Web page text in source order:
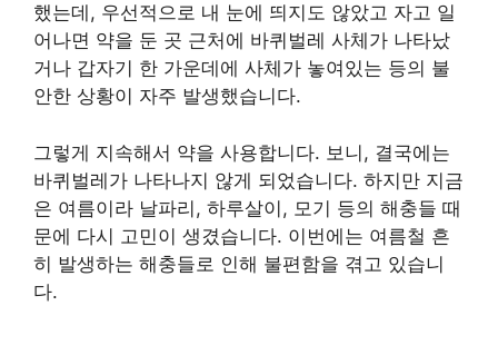
했는데, 우선적으로 내 눈에 띄지도 않았고 자고 일
어나면 약을 둔 곳 근처에 바퀴벌레 사체가 나타났
거나 갑자기 한 가운데에 사체가 놓여있는 등의 불
안한 상황이 자주 발생했습니다.
그렇게 지속해서 약을 사용합니다. 보니, 결국에는
바퀴벌레가 나타나지 않게 되었습니다. 하지만 지금
은 여름이라 날파리, 하루살이, 모기 등의 해충들 때
문에 다시 고민이 생겼습니다. 이번에는 여름철 흔
히 발생하는 해충들로 인해 불편함을 겪고 있습니
다.